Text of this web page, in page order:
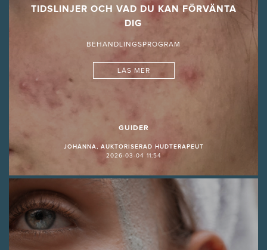
TIDSLINJER OCH VAD DU KAN FÖRVÄNTA
DIG
BEHANDLINGSPROGRAM
LÄS MER
GUIDER
JOHANNA, AUKTORISERAD HUDTERAPEUT
2026-03-04 11:54